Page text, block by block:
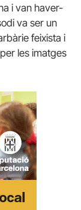
i van haver-
va ser un
feixista i
les imatges